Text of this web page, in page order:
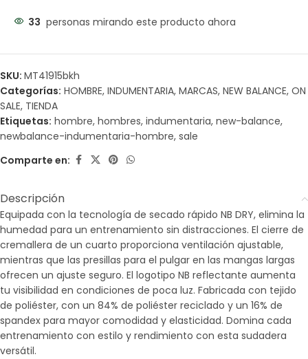
33 personas mirando este producto ahora
SKU: MT41915bkh
Categorías: HOMBRE, INDUMENTARIA, MARCAS, NEW BALANCE, ON
SALE, TIENDA
Etiquetas: hombre, hombres, indumentaria, new-balance,
newbalance-indumentaria-hombre, sale
Comparte en:
Descripción
Equipada con la tecnología de secado rápido NB DRY, elimina la
humedad para un entrenamiento sin distracciones. El cierre de
cremallera de un cuarto proporciona ventilación ajustable,
mientras que las presillas para el pulgar en las mangas largas
ofrecen un ajuste seguro. El logotipo NB reflectante aumenta
tu visibilidad en condiciones de poca luz. Fabricada con tejido
de poliéster, con un 84% de poliéster reciclado y un 16% de
spandex para mayor comodidad y elasticidad. Domina cada
entrenamiento con estilo y rendimiento con esta sudadera
versátil.